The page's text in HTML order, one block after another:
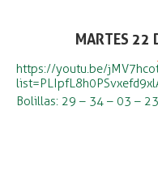
MARTES 22
https://youtu.be/
Bolillas: 29 – 34 – 03 –